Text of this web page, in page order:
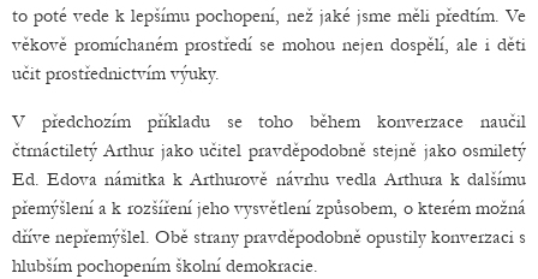
to poté vede k lepšímu pochopení, než jaké jsme měli předtím. Ve
věkově promíchaném prostředí se mohou nejen dospělí, ale i děti
učit prostřednictvím výuky.
V předchozím příkladu se toho během konverzace naučil
čtrnáctiletý Arthur jako učitel pravděpodobně stejně jako osmiletý
Ed. Edova námitka k Arthurově návrhu vedla Arthura k dalšímu
přemýšlení a k rozšíření jeho vysvětlení způsobem, o kterém možná
dříve nepřemýšlel. Obě strany pravděpodobně opustily konverzaci s
hlubším pochopením školní demokracie.